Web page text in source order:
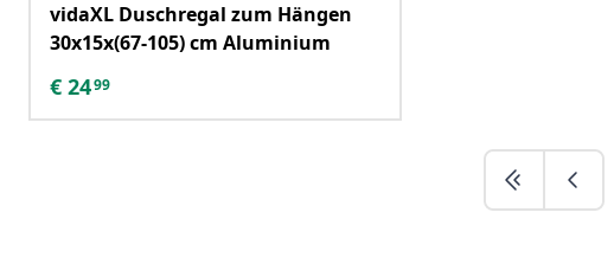
vidaXL Duschregal zum Hängen
30x15x(67-105) cm Aluminium
€ 2499